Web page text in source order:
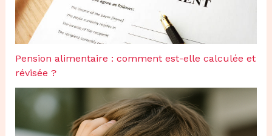
Pension alimentaire : comment est-elle calculée et
révisée ?